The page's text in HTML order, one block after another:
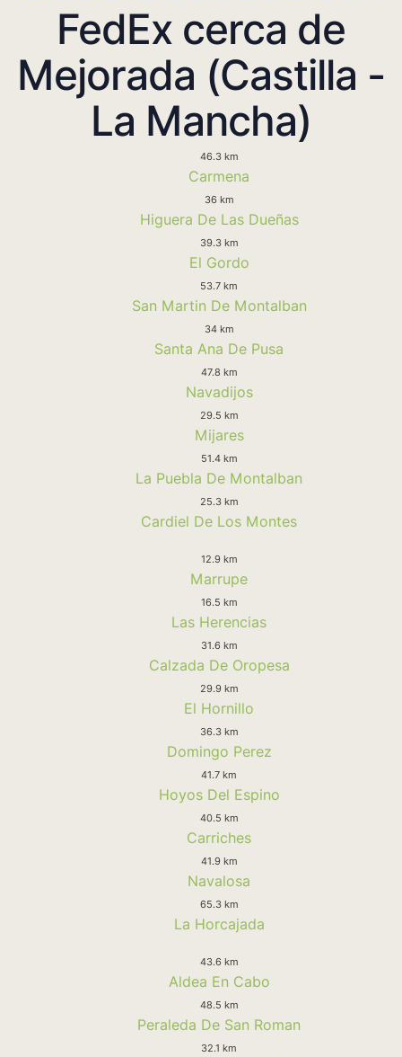
FedEx cerca de
Mejorada (Castilla -
La Mancha)
46.3 km
Carmena
36 km
Higuera De Las Dueñas
39.3 km
El Gordo
53.7 km
San Martin De Montalban
34 km
Santa Ana De Pusa
47.8 km
Navadijos
29.5 km
Mijares
51.4 km
La Puebla De Montalban
25.3 km
Cardiel De Los Montes
12.9 km
Marrupe
16.5 km
Las Herencias
31.6 km
Calzada De Oropesa
29.9 km
El Hornillo
36.3 km
Domingo Perez
41.7 km
Hoyos Del Espino
40.5 km
Carriches
41.9 km
Navalosa
65.3 km
La Horcajada
43.6 km
Aldea En Cabo
48.5 km
Peraleda De San Roman
32.1 km